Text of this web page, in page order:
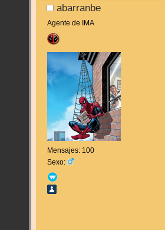
abarranbe
Agente de IMA
Mensajes: 100
Sexo: